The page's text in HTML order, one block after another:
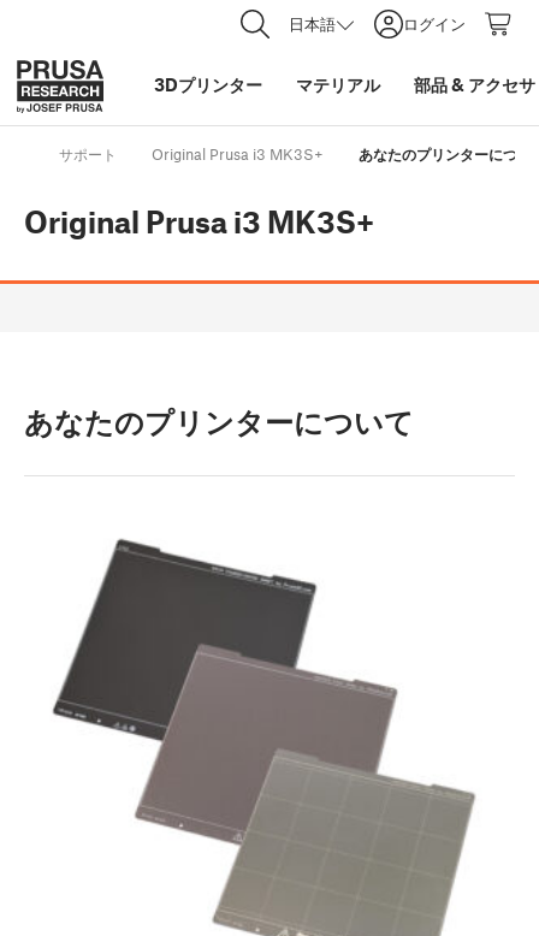
日本語 ログイン
3Dプリンター マテリアル 部品& アクセ
サポート Original Prusa i3 MK3S+ あなたのプリンターについ
Original Prusa i3 MK3S+
あなたのプリンターについて